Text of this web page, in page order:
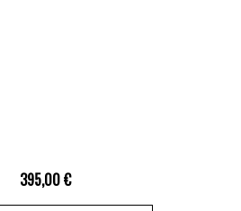
395,00 €